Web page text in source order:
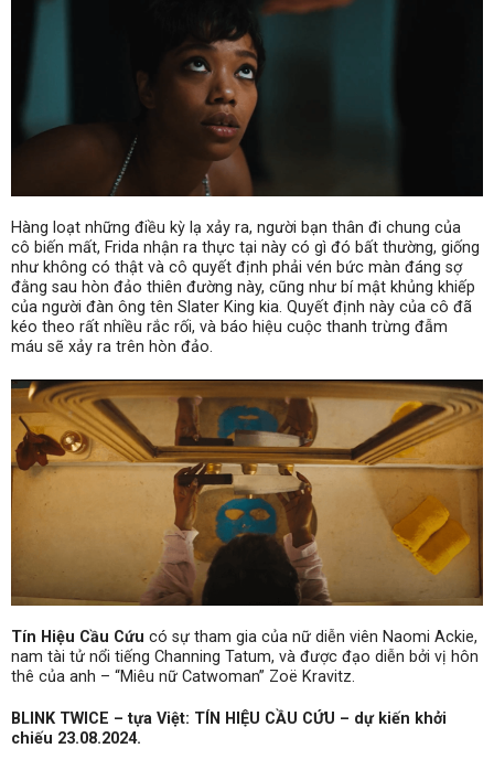
Hàng loạt những điều kỳ lạ xảy ra, người bạn thân đi chung của
cô biến mất, Frida nhận ra thực tại này có gì đó bất thường, giống
như không có thật và cô quyết định phải vén bức màn đáng sợ
đằng sau hòn đảo thiên đường này, cũng như bí mật khủng khiếp
của người đàn ông tên Slater King kia. Quyết định này của cô đã
kéo theo rất nhiều rắc rối, và báo hiệu cuộc thanh trừng đẫm
máu sẽ xảy ra trên hòn đảo.
Tín Hiệu Cầu Cứu có sự tham gia của nữ diễn viên Naomi Ackie,
nam tài tử nổi tiếng Channing Tatum, và được đạo diễn bởi vị hôn
thê của anh – “Miêu nữ Catwoman” Zoë Kravitz.
BLINK TWICE – tựa Việt: TÍN HIỆU CẦU CỨU – dự kiến khởi
chiếu 23.08.2024.